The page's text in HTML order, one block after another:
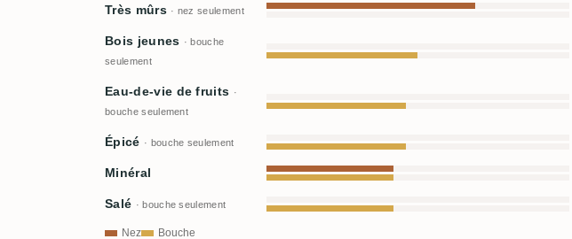
Très mûrs · nez seulement
Bois jeunes · bouche
seulement
Eau-de-vie de fruits ·
bouche seulement
Épicé · bouche seulement
Minéral
Salé · bouche seulement
Nez Bouche